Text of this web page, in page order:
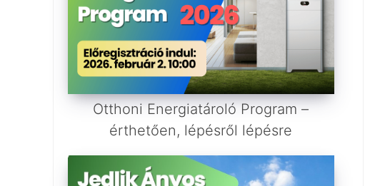
Otthoni Energiatároló Program –
érthetően, lépésről lépésre